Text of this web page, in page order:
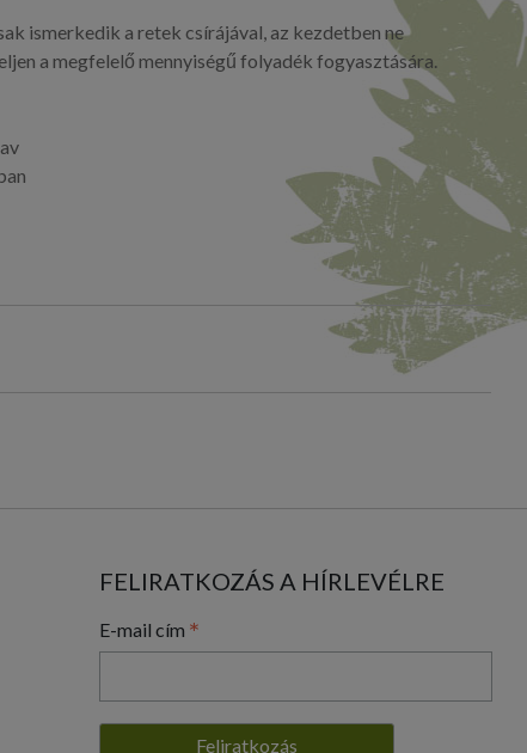
ismerkedik a retek csírájával, az kezdetben ne
a megfelelő mennyiségű folyadék fogyasztására.
FELIRATKOZÁS A HÍRLEVÉLRE
E-mail cím *